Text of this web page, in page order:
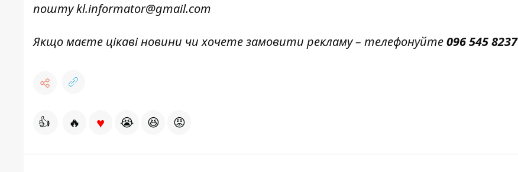
поштуkl.informator@gmail.com
Якщо маєте цікаві новини чи хочете замовити рекламу – телефонуйте096 545 8237
👍 🔥 ♥ 😭 😆 😡